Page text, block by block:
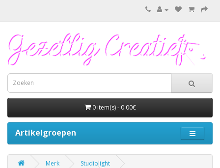
0 item(s) - 0.00€
Artikelgroepen
Merk
Studiolight